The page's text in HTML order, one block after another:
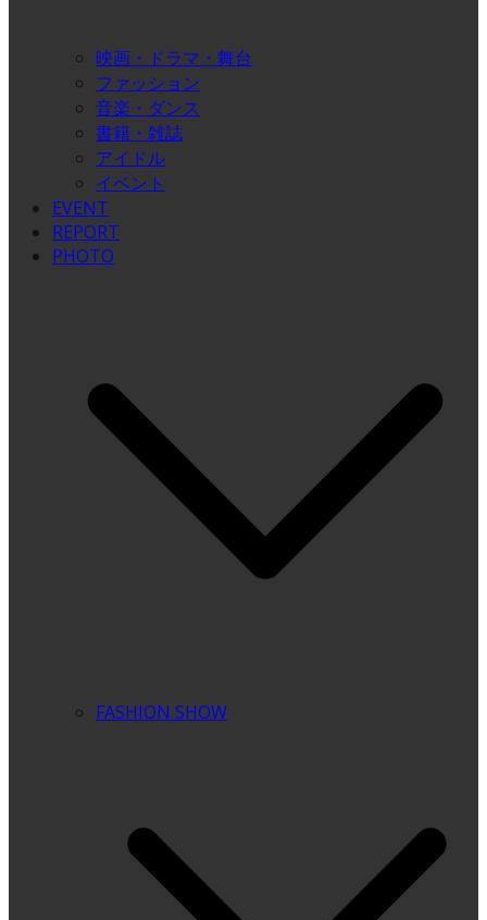
映画・ドラマ・舞台
ファッション
音楽・ダンス
書籍・雑誌
アイドル
イベント
EVENT
REPORT
PHOTO
FASHION SHOW